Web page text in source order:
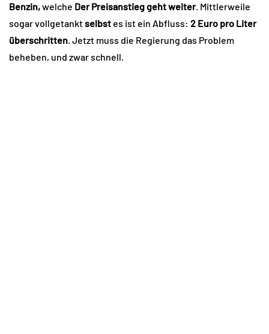
Benzin,welche Der Preisanstieg geht weiter. Mittlerweile
sogar vollgetanktselbst es ist ein Abfluss: 2 Euro pro Liter
überschritten. Jetzt muss die Regierung das Problem
beheben, und zwar schnell.